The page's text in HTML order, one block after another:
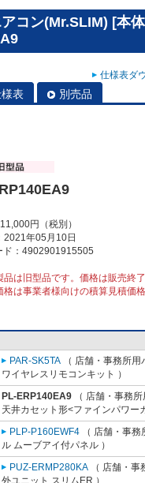
コン(Mr.SLIM) [本
仕様表ダ
表 別売品
円（税別）
2021年05月10日
ド：4902901915505
は旧型品です。価格は販売終
は事業者様向けの積算見積価
PAR-SK5TA （ 店舗・事務所
ワイヤレスリモコンキット ）
PL-ERP140EA9 （ 店舗・事務
天井カセット形<ファインパワー
PLP-P160EWF4 （ 店舗・事
ル ムーブアイ付パネル ）
PUZ-ERMP280KA （ 店舗・